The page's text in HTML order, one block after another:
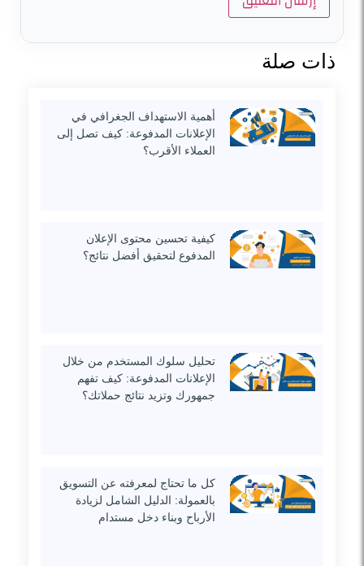
ذات صلة
أهمية الاستهداف الجغرافي في
الإعلانات المدفوعة: كيف تصل إلى
العملاء الأقرب؟
كيفية تحسين محتوى الإعلان
المدفوع لتحقيق أفضل نتائج؟
تحليل سلوك المستخدم من خلال
الإعلانات المدفوعة: كيف تفهم
جمهورك وتزيد نتائج حملاتك؟
كل ما تحتاج لمعرفته عن التسويق
بالعمولة: الدليل الشامل لزيادة
الأرباح وبناء دخل مستدام